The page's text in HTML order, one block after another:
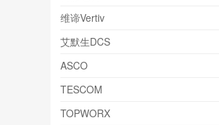
维谛Vertiv
艾默生DCS
ASCO
TESCOM
TOPWORX